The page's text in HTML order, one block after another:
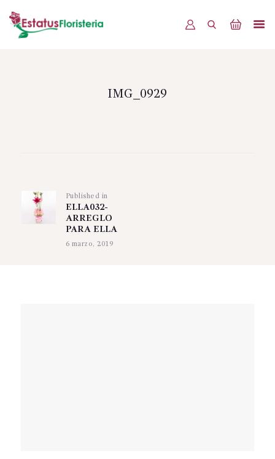
PRODUCTOSIMG_0929
entradasPublished in
ELLA032-
ARREGLO
PARA ELLA
6 marzo, 2019